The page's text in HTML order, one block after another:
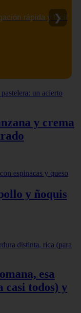
rápida y fácil
❯
y crema
y ñoquis
esa
todos) y